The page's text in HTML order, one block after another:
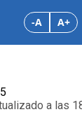
-A A+
a las